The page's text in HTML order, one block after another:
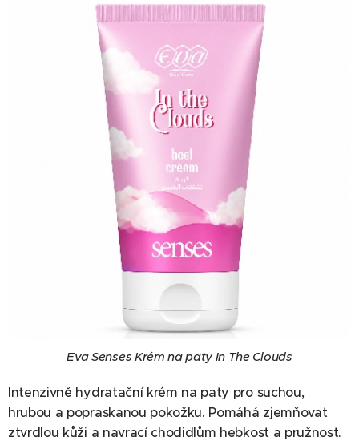
Eva Senses Krém na paty In The Clouds
Intenzivně hydratační krém na paty pro suchou,
hrubou a popraskanou pokožku. Pomáhá zjemňovat
ztvrdlou kůži a navrací chodidlům hebkost a pružnost.